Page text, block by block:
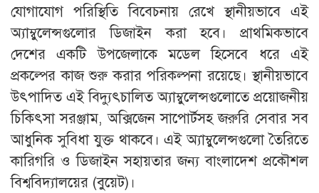
যোগাযোগ পরিস্থিতি বিবেচনায় রেখে স্থানীয়ভাবে এই
অ্যাম্বুলেন্সগুলোর ডিজাইন করা হবে। প্রাথমিকভাবে
দেশের একটি উপজেলাকে মডেল হিসেবে ধরে এই
প্রকল্পের কাজ শুরু করার পরিকল্পনা রয়েছে। স্থানীয়ভাবে
উৎপাদিত এই বিদ্যুৎচালিত অ্যাম্বুলেন্সগুলোতে প্রয়োজনীয়
চিকিৎসা সরঞ্জাম, অক্সিজেন সাপোর্টসহ জরুরি সেবার সব
আধুনিক সুবিধা যুক্ত থাকবে। এই অ্যাম্বুলেন্সগুলো তৈরিতে
কারিগরি ও ডিজাইন সহায়তার জন্য বাংলাদেশ প্রকৌশল
বিশ্ববিদ্যালয়ের (বুয়েট)।